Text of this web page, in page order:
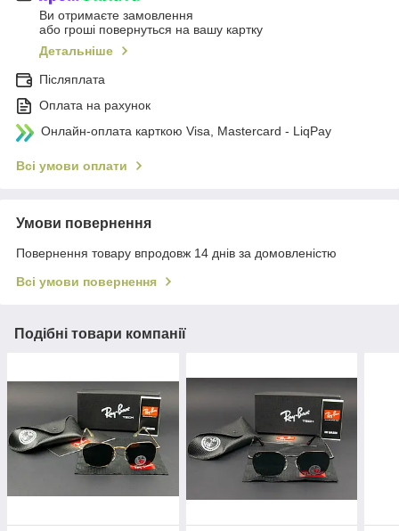
Ви отримаєте замовлення
або гроші повернуться на вашу картку
Детальніше
Післяплата
Оплата на рахунок
Онлайн-оплата карткою Visa, Mastercard - LiqPay
Всі умови оплати
Умови повернення
Повернення товару впродовж 14 днів за домовленістю
Всі умови повернення
Подібні товари компанії